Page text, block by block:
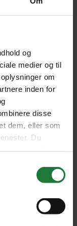
og
medier og til
om
inden for
disse
dem, eller som
Du
får råd og
Det er en
rejsemål. På
sider, hvor du